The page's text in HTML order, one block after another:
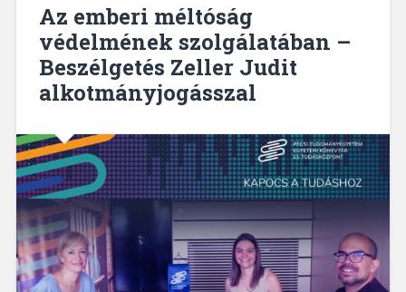
Az emberi méltóság
védelmének szolgálatában –
Beszélgetés Zeller Judit
alkotmányjogásszal